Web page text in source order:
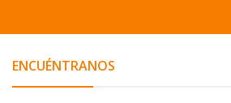
ENCUÉNTRANOS